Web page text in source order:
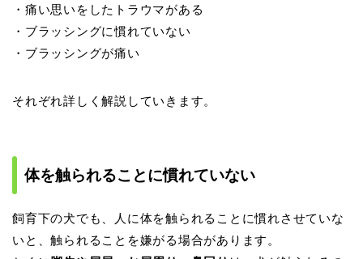
・痛い思いをしたトラウマがある
・ブラッシングに慣れていない
・ブラッシングが痛い
それぞれ詳しく解説していきます。
体を触られることに慣れていない
飼育下の犬でも、人に体を触られることに慣れさせていな
いと、触られることを嫌がる場合があります。